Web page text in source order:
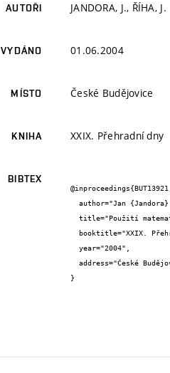
AUTOŘI JANDORA, J., ŘÍHA, J.
VYDÁNO 01.06.2004
MÍSTO České Budějovice
KNIHA XXIX. Přehradní dny
BIBTEX
@inproceedings{BUT13921,
}